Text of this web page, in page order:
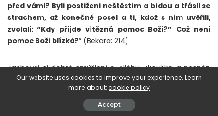
před vámi? Byli postiženi neštěstím a bídou a třásli se
strachem, až konečně posel a ti, kdož s ním uvěřili,
zvolali: “Kdy přijde vítězná pomoc Boží?” Což není
pomoc Boží blízká?” (Bekara: 214)
Zachovej si dobré smýšlení o Alláhu. Zkouška a nesnáz,
která tě potkala a kterou na tebe Alláh posílá, tě určitě
nepoloží. Alláh tě pomocí ní chce očistit od tvých hříchů,
jichž jistojistě nejsi zbaven, jako jich není prost ostatně
Our website uses cookies to improve your experience. Learn
more about: cookie policy
Accept